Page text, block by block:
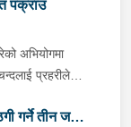
७३ हजार ३ सय
९ सय ३६ रूपैयाँ
काठमाडौं
काठमाडौं
छ ।
पक्राउ
अभियोगमा
प्रहरीले
आधारमा इलाका
गर्ने तीन जना